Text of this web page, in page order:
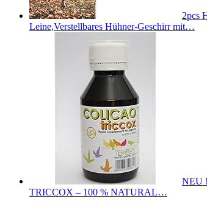
2pcs
Leine,Verstellbares Hühner-Geschirr mit…
NEU
TRICCOX – 100 % NATURAL…